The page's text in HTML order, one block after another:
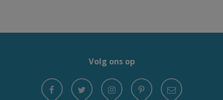
Volg ons op